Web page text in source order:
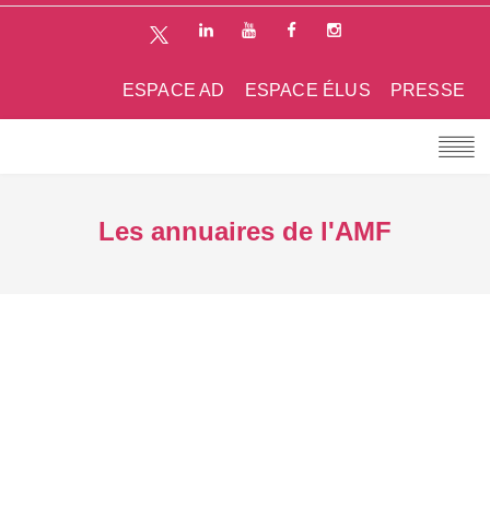
PRESSE
ESPACE ÉLUS
ESPACE AD
Les annuaires de l'AMF